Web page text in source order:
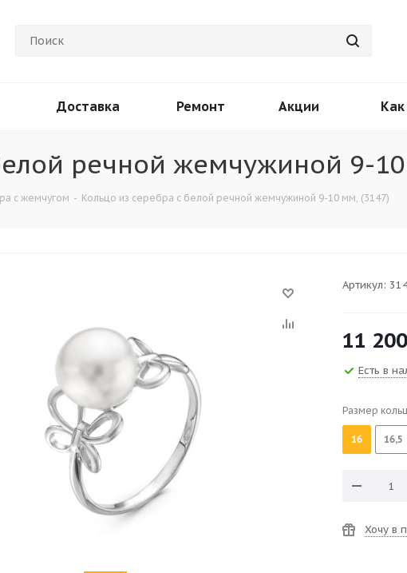
Доставка Ремонт Акции Как
речной жемчужиной 9-
c жемчугом - Кольцо из серебра с белой речной жемчужиной 9-10 мм, (3147)
Артикул:
11 200
Есть в
Размер
16 16,5
Хочу в